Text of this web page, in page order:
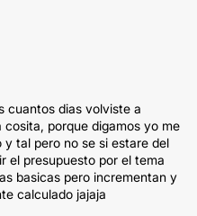
cuantos dias volviste a
cosita, porque digamos yo me
tal pero no se si estare del
el presupuesto por el tema
basicas pero incrementan y
calculado jajaja